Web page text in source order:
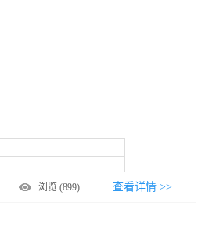
查看详情 >>
浏览 (899)